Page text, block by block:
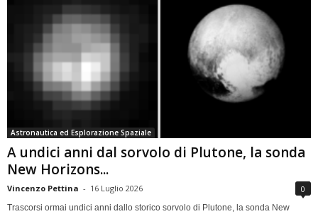
Astronautica ed Esplorazione Spaziale
A undici anni dal sorvolo di Plutone, la sonda
New Horizons...
Vincenzo Pettina - 16 Luglio 2026 0
Trascorsi ormai undici anni dallo storico sorvolo di Plutone, la sonda New